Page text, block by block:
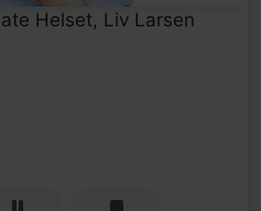
Helset, Liv Larsen